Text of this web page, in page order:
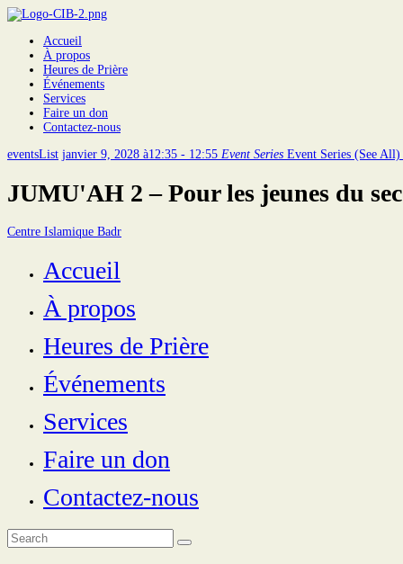
Accueil
À propos
Heures de Prière
Événements
Services
Faire un don
Contactez-nous
eventsList janvier 9, 2028 à12:35 - 12:55 Event Series Event Series (See All)
JUMU'AH 2 – Pour les jeunes du
Centre Islamique Badr
Accueil
À propos
Heures de Prière
Événements
Services
Faire un don
Contactez-nous